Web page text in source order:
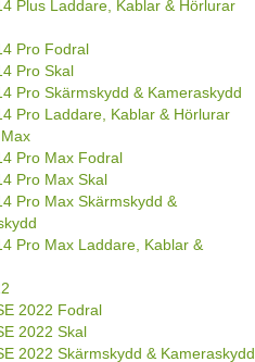
Plus Laddare, Kablar & Hörlurar
Pro Fodral
Pro Skal
Pro Skärmskydd & Kameraskydd
Pro Laddare, Kablar & Hörlurar
Pro Max Fodral
Pro Max Skal
Pro Max Skärmskydd &
Pro Max Laddare, Kablar &
2022 Fodral
2022 Skal
2022 Skärmskydd & Kameraskydd